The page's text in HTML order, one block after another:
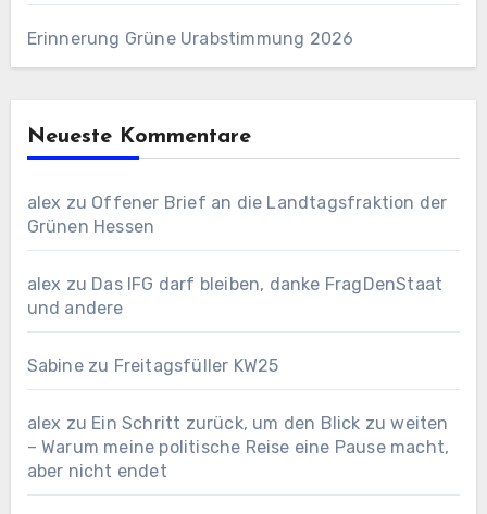
Erinnerung Grüne Urabstimmung 2026
Neueste Kommentare
alex zu Offener Brief an die Landtagsfraktion der
Grünen Hessen
alex zu Das IFG darf bleiben, danke FragDenStaat
und andere
Sabinezu Freitagsfüller KW25
alex zu Ein Schritt zurück, um den Blick zu weiten
– Warum meine politische Reise eine Pause macht,
aber nicht endet